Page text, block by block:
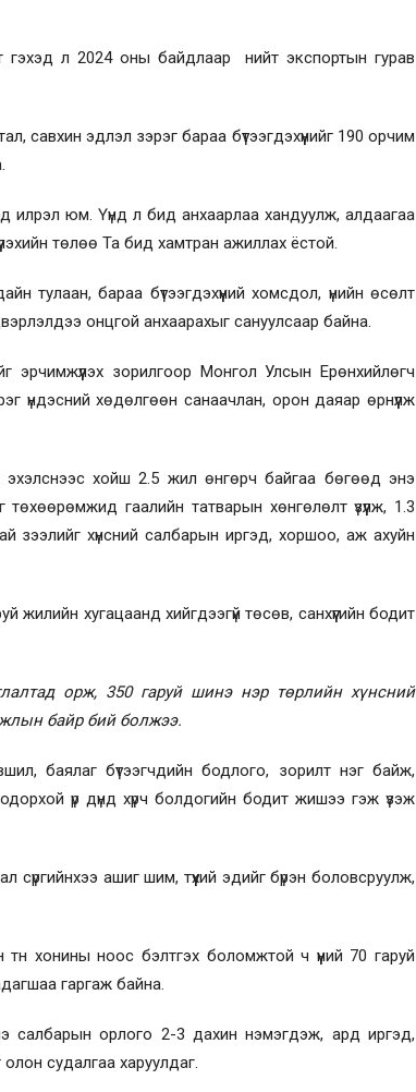
гэхэд л 2024 оны байдлаар нийт экспортын гурав
савхин эдлэл зэрэг бараа бүтээгдэхүүнийг 190 орчим
илрэл юм. Үүнд л бид анхаарлаа хандуулж, алдаагаа
төлөө Та бид хамтран ажиллах ёстой.
тулаан, бараа бүтээгдэхүүний хомсдол, үнийн өсөлт
онцгой анхаарахыг сануулсаар байна.
эрчимжүүлэх зорилгоор Монгол Улсын Ерөнхийлөгч
үндэсний хөдөлгөөн санаачлан, орон даяар өрнүүлж
эхэлснээс хойш 2.5 жил өнгөрч байгаа бөгөөд энэ
гаалийн татварын хөнгөлөлт үзүүлж, 1.3
зээлийг хүнсний салбарын иргэд, хоршоо, аж ахуйн
жилийн хугацаанд хийгдээгүй төсөв, санхүүгийн бодит
орж, 350 гаруй шинэ нэр төрлийн хүнсний
байр бий болжээ.
баялаг бүтээгчдийн бодлого, зорилт нэг байж,
үр дүнд хүрч болдогийн бодит жишээ гэж үзэж
ашиг шим, түүхий эдийг бүрэн боловсруулж,
хонины ноос бэлтгэх боломжтой ч үүний 70 гаруй
гаргаж байна.
салбарын орлого 2-3 дахин нэмэгдэж, ард иргэд,
судалгаа харуулдаг.